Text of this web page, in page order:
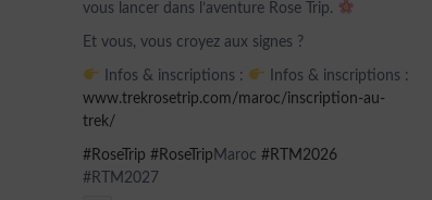
vous lancer dans l’aventure Rose Trip.
Et vous, vous croyez aux signes ?
Infos & inscriptions :
Infos & inscriptions :
www.trekrosetrip.com/maroc/inscription-au-
trek/
#RoseTrip #RoseTrip Maroc #RTM2026
#RTM2027